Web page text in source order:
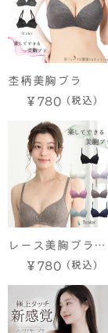
杢柄美胸ブラ
￥780
レース美胸ブラ
（ノンワイヤー）
￥780